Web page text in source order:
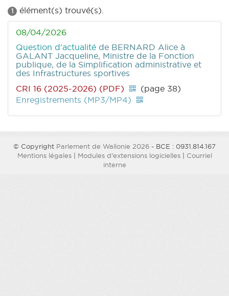
1 élément(s) trouvé(s).
08/04/2026
Question d'actualité de BERNARD Alice à
GALANT Jacqueline, Ministre de la Fonction
publique, de la Simplification administrative et
des Infrastructures sportives
CRI 16 (2025-2026) (PDF)
(page 38)
Enregistrements (MP3/MP4)
© Copyright Parlement de Wallonie 2026 - BCE : 0931.814.167
Mentions légales| Modules d'extensions logicielles| Courriel
interne